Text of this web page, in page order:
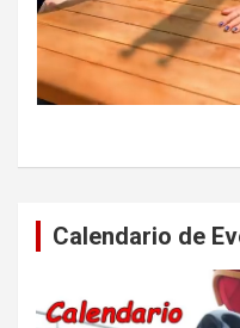
Calendario de